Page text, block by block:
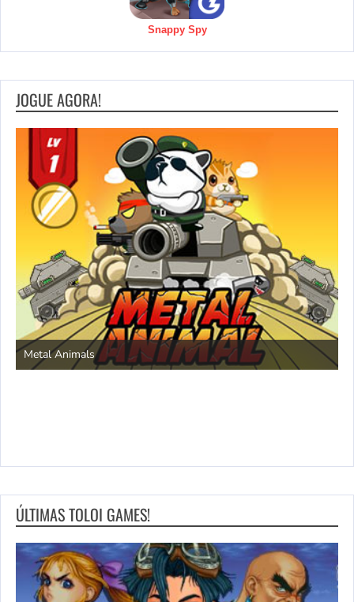
Snappy Spy
JOGUE AGORA!
Metal Animals
ÚLTIMAS TOLOI GAMES!